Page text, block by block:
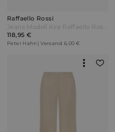
Raffaello Rossi
Jeans Modell Kira Raffaello Rossi denim Blau
118,95 €
Peter Hahn | Versand: 6,00 €